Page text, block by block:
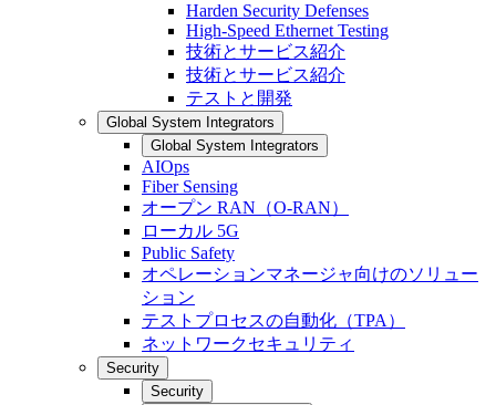
Harden Security Defenses
High-Speed Ethernet Testing
技術とサービス紹介
技術とサービス紹介
テストと開発
Global System Integrators
Global System Integrators
AIOps
Fiber Sensing
オープン RAN（O-RAN）
ローカル 5G
Public Safety
オペレーションマネージャ向けのソリュー
ション
テストプロセスの自動化（TPA）
ネットワークセキュリティ
Security
Security